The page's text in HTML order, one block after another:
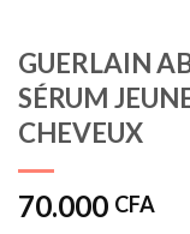
GUERLAIN
SÉRUM
CHEVEUX
70.000 CFA